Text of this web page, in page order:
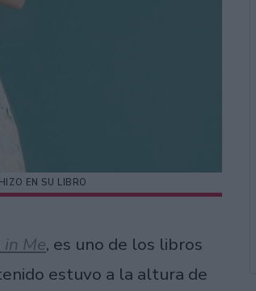
EN SU LIBRO
Me, es uno de los libros
estuvo a la altura de